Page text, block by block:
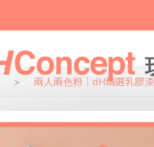
兩人兩色粉｜dH精選乳膠漆